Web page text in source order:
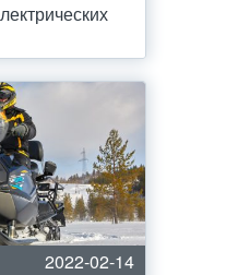
2022-02-14